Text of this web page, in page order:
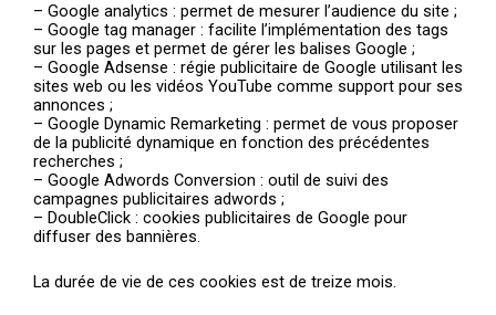
– Google analytics : permet de mesurer l’audience du site ;
– Google tag manager : facilite l’implémentation des tags
sur les pages et permet de gérer les balises Google ;
– Google Adsense : régie publicitaire de Google utilisant les
sites web ou les vidéos YouTube comme support pour ses
annonces ;
– Google Dynamic Remarketing : permet de vous proposer
de la publicité dynamique en fonction des précédentes
recherches ;
– Google Adwords Conversion : outil de suivi des
campagnes publicitaires adwords ;
– DoubleClick : cookies publicitaires de Google pour
diffuser des bannières.
La durée de vie de ces cookies est de treize mois.